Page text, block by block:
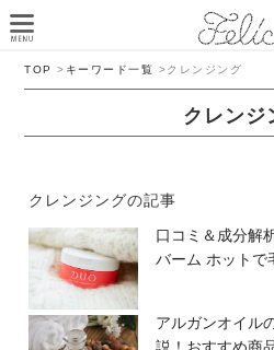
TOP > キーワード一覧 >クレンジング
クレンジ
クレンジングの記事
口コミ＆成分解
バーム ホットで
アルガンオイル